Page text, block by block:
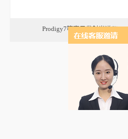
Prodigy7等离子发射光谱仪